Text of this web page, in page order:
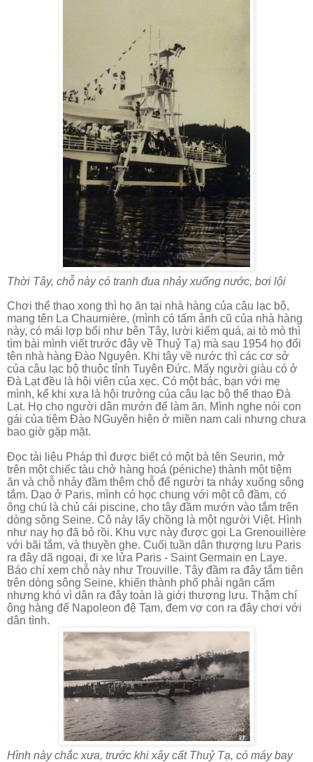
Thời Tây, chỗ này có tranh đua nhảy xuống nước, bơi lội
Chơi thể thao xong thì họ ăn tại nhà hàng của câu lạc bộ,
mang tên La Chaumière, (mình có tấm ảnh cũ của nhà hàng
này, có mái lợp bổi như bên Tây, lười kiếm quá, ai tò mò thì
tìm bài mình viết trước đây về Thuỷ Tạ) mà sau 1954 họ đổi
tên nhà hàng Đào Nguyên. Khi tây về nước thì các cơ sở
của câu lạc bộ thuộc tỉnh Tuyên Đức. Mấy người giàu có ở
Đà Lạt đều là hội viên của xẹc. Có một bác, bạn với mẹ
mình, kể khi xưa là hội trưởng của câu lạc bộ thể thao Đà
Lạt. Họ cho người dân mướn để làm ăn. Mình nghe nói con
gái của tiệm Đào NGuyên hiện ở miền nam cali nhưng chưa
bao giờ gặp mặt.
Đọc tài liệu Pháp thì được biết có một bà tên Seurin, mở
trên một chiếc tàu chở hàng hoá (péniche) thành một tiệm
ăn và chỗ nhảy đầm thêm chỗ để người ta nhảy xuống sông
tắm. Dạo ở Paris, mình có học chung với một cô đầm, có
ông chú là chủ cái piscine, cho tây đầm mướn vào tắm trên
dòng sông Seine. Cô này lấy chồng là một người Việt. Hình
như nay họ đã bỏ rồi. Khu vực này được gọi La Grenouillère
với bãi tắm, và thuyền ghe. Cuối tuần dân thượng lưu Paris
ra đây dã ngoại, đi xe lửa Paris - Saint Germain en Laye.
Báo chí xem chỗ này như Trouville. Tây đầm ra đây tắm tiên
trên dòng sông Seine, khiến thành phố phải ngăn cấm
nhưng khó vì dân ra đây toàn là giới thượng lưu. Thậm chí
ông hàng đế Napoleon đệ Tam, đem vợ con ra đây chơi với
dân tình.
Hình này chắc xưa, trước khi xây cất Thuỷ Tạ, có máy bay